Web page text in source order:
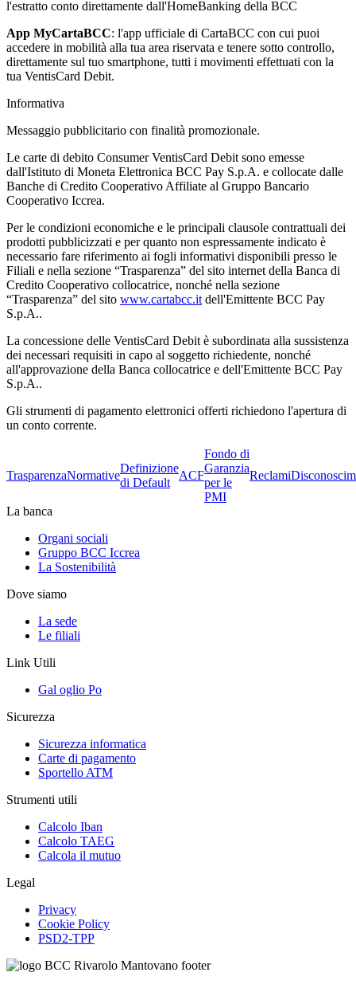
l'estratto conto direttamente dall'HomeBanking della BCC
App MyCartaBCC: l'app ufficiale di CartaBCC con cui puoi
accedere in mobilità alla tua area riservata e tenere sotto controllo,
direttamente sul tuo smartphone, tutti i movimenti effettuati con la
tua VentisCard Debit.
Informativa
Messaggio pubblicitario con finalità promozionale.
Le carte di debito Consumer VentisCard Debit sono emesse
dall'Istituto di Moneta Elettronica BCC Pay S.p.A. e collocate dalle
Banche di Credito Cooperativo Affiliate al Gruppo Bancario
Cooperativo Iccrea.
Per le condizioni economiche e le principali clausole contrattuali dei
prodotti pubblicizzati e per quanto non espressamente indicato è
necessario fare riferimento ai fogli informativi disponibili presso le
Filiali e nella sezione “Trasparenza” del sito internet della Banca di
Credito Cooperativo collocatrice, nonché nella sezione
“Trasparenza” del sito www.cartabcc.it dell'Emittente BCC Pay
S.p.A..
La concessione delle VentisCard Debit è subordinata alla sussistenza
dei necessari requisiti in capo al soggetto richiedente, nonché
all'approvazione della Banca collocatrice e dell'Emittente BCC Pay
S.p.A..
Gli strumenti di pagamento elettronici offerti richiedono l'apertura di
un conto corrente.
TrasparenzaNormative
Definizione
di Default
ACF
Fondo di
Garanzia
per le
PMI
Reclami
La banca
Organi sociali
Gruppo BCC Iccrea
La Sostenibilità
Dove siamo
La sede
Le filiali
Link Utili
Gal oglio Po
Sicurezza
Sicurezza informatica
Carte di pagamento
Sportello ATM
Strumenti utili
Calcolo Iban
Calcolo TAEG
Calcola il mutuo
Legal
Privacy
Cookie Policy
PSD2-TPP